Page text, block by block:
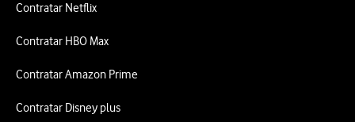
Contratar Netflix
Contratar HBO Max
Contratar Amazon Prime
Contratar Disney plus